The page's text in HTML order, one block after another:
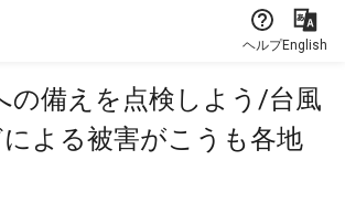
ヘルプEnglish
の備えを点検しよう/台風
よる被害がこうも各地